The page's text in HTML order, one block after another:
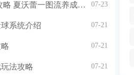
《原神》5.0培养攻略培养攻略 夏沃蕾一图流养成攻略 07-23
系统介绍 07-21
07-21
法攻略 07-21